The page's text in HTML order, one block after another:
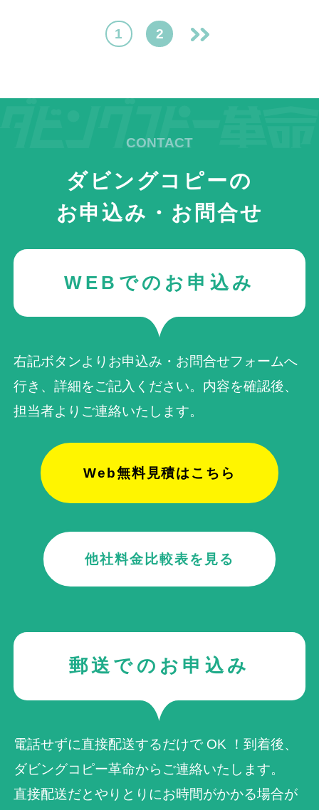
1 2
次
ダビングコピーの
お申込み・お問合せ
WEBでのお申込み
右記ボタンよりお申込み・お問合せフォームへ
行き、詳細をご記入ください。内容を確認後、
担当者よりご連絡いたします。
Web無料見積はこちら
他社料金比較表を見る
郵送でのお申込み
電話せずに直接配送するだけで OK ！到着後、
ダビングコピー革命からご連絡いたします。
直接配送だとやりとりにお時間がかかる場合が